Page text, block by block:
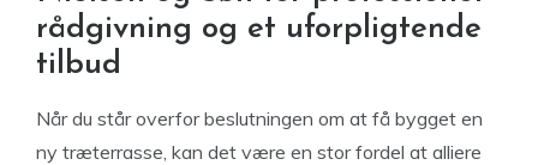
rådgivning og et uforpligtende
tilbud
Når du står overfor beslutningen om at få bygget en
ny træterrasse, kan det være en stor fordel at alliere